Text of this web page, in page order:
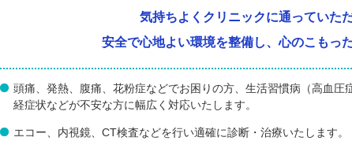
気持ちよくクリニックに通っていた
安全で心地よい環境を整備し、心のこもっ
頭痛、発熱、腹痛、花粉症などでお困りの方、生活習慣病（高血圧
経症状などが不安な方に幅広く対応いたします。
エコー、内視鏡、CT検査などを行い適確に診断・治療いたします。